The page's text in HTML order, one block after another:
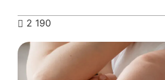
2 190